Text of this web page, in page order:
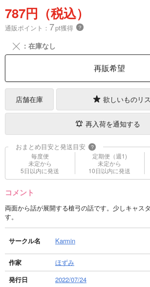
787円（税込）
通販ポイント： 7pt獲得 ？
╳ ：在庫なし
再販希望
店舗在庫 欲しいものリ
再入荷を通知する
おまとめ目安と発送目安 ?
毎度便
未定から
5日以内に発送
定期便（週1)
未定から
10日以内に発送
コメント
両面から話が展開する槍弓の話です。少しキャス
す。
サークル名 Karmin
作家
ほずみ
発行日
2022/07/24